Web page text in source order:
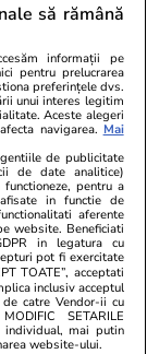
dispărut în
2026.
fără
la
din
să rămână
informații pe
pentru prelucrarea
preferințele dvs.
unui interes legitim
Aceste alegeri
navigarea. Mai
de publicitate
de date analitice)
pentru a
in functie de
aferente
website. Beneficiati
in legatura cu
pot fi exercitate
TOATE”, acceptati
inclusiv acceptul
catre Vendor-ii cu
SETARILE
individual, mai putin
website-ului.